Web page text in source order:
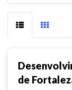
de